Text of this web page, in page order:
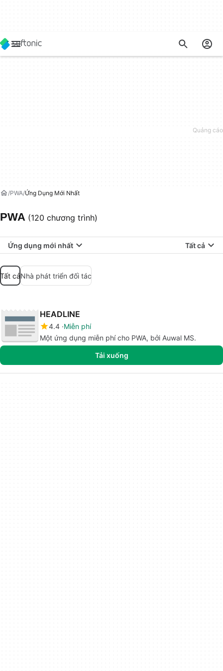
PWA Ứng Dụng Mới Nhất
PWA (120 chương trình)
Ứng dụng mới nhất Tất cả
Tất cảNhà phát triển đối tác
HEADLINE
4.4 Miễn phí
Một ứng dụng miễn phí cho PWA, bởi Auwal MS.
Tải xuống